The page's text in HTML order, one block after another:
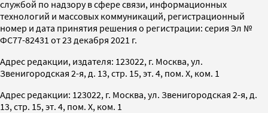
службой по надзору в сфере связи, информационных
технологий и массовых коммуникаций, регистрационный
номер и дата принятия решения о регистрации: серия Эл №
ФС77-82431 от 23 декабря 2021 г.
Адрес редакции, издателя: 123022, г. Москва, ул.
Звенигородская 2-я, д. 13, стр. 15, эт. 4, пом. X, ком. 1
Адрес редакции: 123022, г. Москва, ул. Звенигородская 2-я, д.
13, стр. 15, эт. 4, пом. X, ком. 1